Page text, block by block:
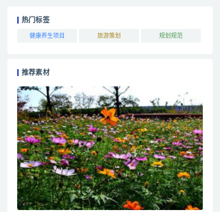
热门标签
健康养生项目 旅游策划 规划规范
推荐素材